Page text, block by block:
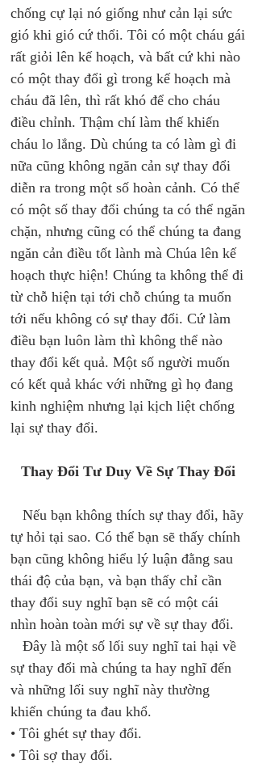
chống cự lại nó giống như cản lại sức
gió khi gió cứ thổi. Tôi có một cháu gái
rất giỏi lên kế hoạch, và bất cứ khi nào
có một thay đổi gì trong kế hoạch mà
cháu đã lên, thì rất khó để cho cháu
điều chỉnh. Thậm chí làm thế khiến
cháu lo lắng. Dù chúng ta có làm gì đi
nữa cũng không ngăn cản sự thay đổi
diễn ra trong một số hoàn cảnh. Có thể
có một số thay đổi chúng ta có thể ngăn
chặn, nhưng cũng có thể chúng ta đang
ngăn cản điều tốt lành mà Chúa lên kế
hoạch thực hiện! Chúng ta không thể đi
từ chỗ hiện tại tới chỗ chúng ta muốn
tới nếu không có sự thay đổi. Cứ làm
điều bạn luôn làm thì không thể nào
thay đổi kết quả. Một số người muốn
có kết quả khác với những gì họ đang
kinh nghiệm nhưng lại kịch liệt chống
lại sự thay đổi.
Thay Đổi Tư Duy Về Sự Thay Đổi
Nếu bạn không thích sự thay đổi, hãy
tự hỏi tại sao. Có thể bạn sẽ thấy chính
bạn cũng không hiểu lý luận đằng sau
thái độ của bạn, và bạn thấy chỉ cần
thay đổi suy nghĩ bạn sẽ có một cái
nhìn hoàn toàn mới sự về sự thay đổi.
Đây là một số lối suy nghĩ tai hại về
sự thay đổi mà chúng ta hay nghĩ đến
và những lối suy nghĩ này thường
khiến chúng ta đau khổ.
• Tôi ghét sự thay đổi.
• Tôi sợ thay đổi.